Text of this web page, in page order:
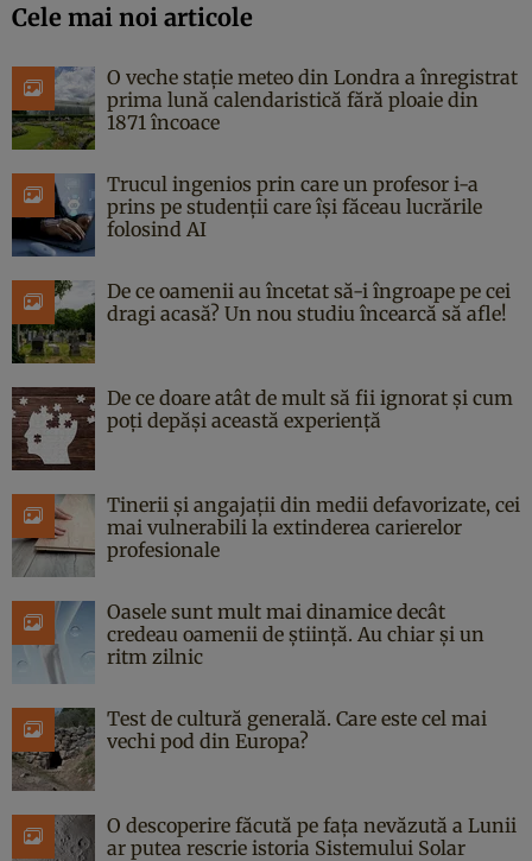
Cele mai noi articole
O veche stație meteo din Londra a înregistrat
prima lună calendaristică fără ploaie din
1871 încoace
Trucul ingenios prin care un profesor i-a
prins pe studenții care își făceau lucrările
folosind AI
De ce oamenii au încetat să-i îngroape pe cei
dragi acasă? Un nou studiu încearcă să afle!
De ce doare atât de mult să fii ignorat și cum
poți depăși această experiență
Tinerii și angajații din medii defavorizate, cei
mai vulnerabili la extinderea carierelor
profesionale
Oasele sunt mult mai dinamice decât
credeau oamenii de știință. Au chiar și un
ritm zilnic
Test de cultură generală. Care este cel mai
vechi pod din Europa?
O descoperire făcută pe fața nevăzută a Lunii
ar putea rescrie istoria Sistemului Solar